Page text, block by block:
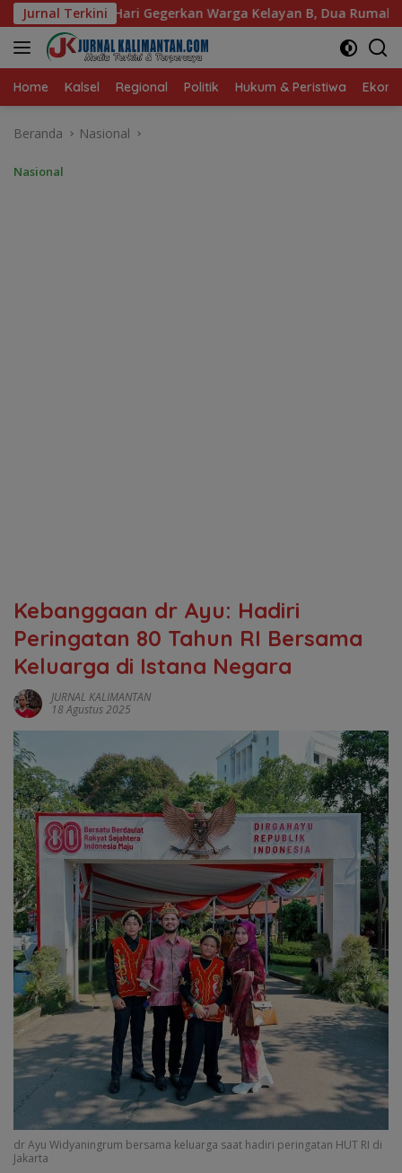
Langsung
ke
konten
Jurnal Terkini
Kelayan B, Dua Rumah dan Bedakan Terbakar
Home Kalsel Regional Politik Hukum & Peristiwa
Beranda Nasional
Nasional
Kebanggaan dr Ayu: Hadiri
Peringatan 80 Tahun RI Bersama
Keluarga di Istana Negara
JURNAL KALIMANTAN
18 Agustus 2025
dr Ayu Widyaningrum bersama keluarga saat hadiri peringatan HUT RI di
Jakarta